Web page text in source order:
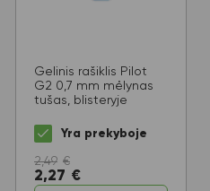
Gelinis rašiklis Pilot
G2 0,7 mm mėlynas
tušas, blisteryje
Yra prekyboje
2,49 €
2,27 €